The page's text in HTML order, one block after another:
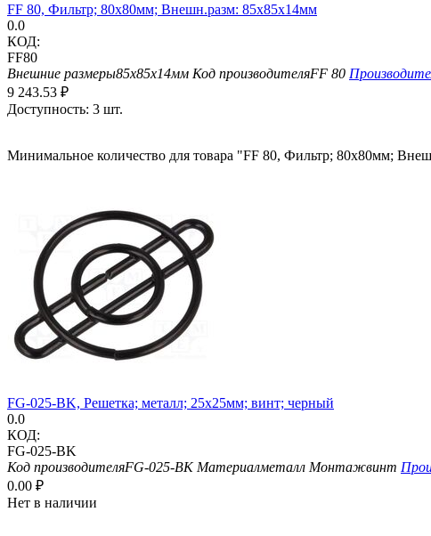
FF 80, Фильтр; 80x80мм; Внешн.разм: 85x85x14мм
0.0
КОД:
FF80
Внешние размеры85x85x14мм Код производителяFF 80
9 243.53 ₽
Доступность: 3 шт.
Минимальное количество для товара "FF 80, Фильтр; 80x80мм;
FG-025-BK, Решетка; металл; 25x25мм; винт; черный
0.0
КОД:
FG-025-BK
Код производителяFG-025-BK Материалметалл Монтажвинт
0.00 ₽
Нет в наличии